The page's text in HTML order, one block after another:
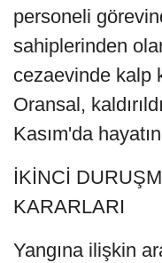
personeli
sahiplerinden
cezaevinde kalp
Oransal,
Kasım'da
İKİNCİ
KARARLARI
Yangına ilişkin